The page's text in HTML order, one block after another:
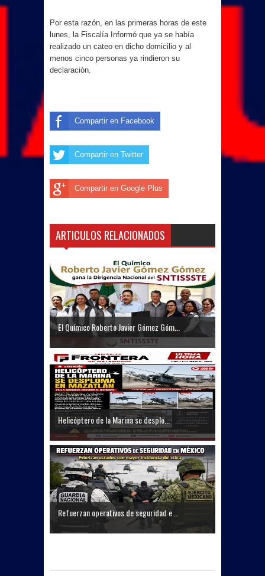
Por esta razón, en las primeras horas de este
lunes, la Fiscalía Informó que ya se había
realizado un cateo en dicho domicilio y al
menos cinco personas ya rindieron su
declaración.
Compartir en Facebook
Compartir en Twitter
Compartir en Google Plus
ARTICULOS RELACIONADOS
El Químico Roberto Javier Gómez Góm...
Helicóptero de la Marina se desplo...
Refuerzan operativos de seguridad e...